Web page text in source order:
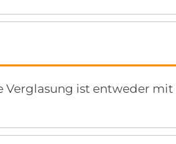
Verglasung ist entweder mit